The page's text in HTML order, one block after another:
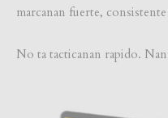
marcanan fuerte,
No ta tacticanan rapido.